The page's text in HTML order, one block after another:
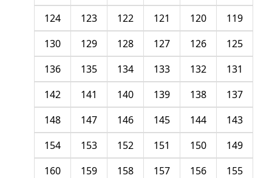
119
120
121
122
123
124
125
126
127
128
129
130
131
132
133
134
135
136
137
138
139
140
141
142
143
144
145
146
147
148
149
150
151
152
153
154
155
156
157
158
159
160